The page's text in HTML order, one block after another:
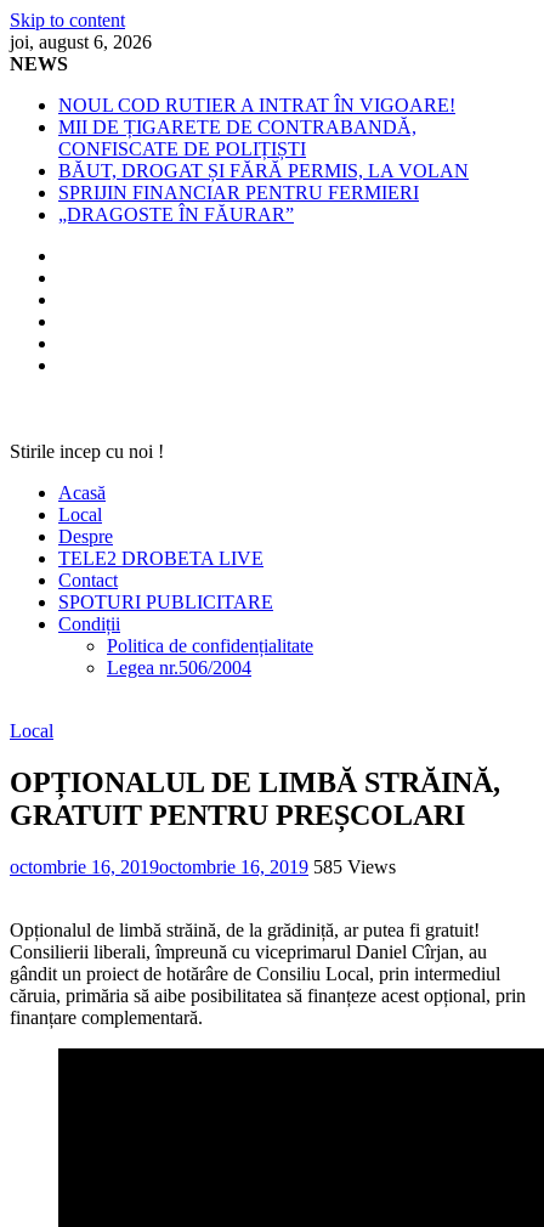
Skip to content
joi, august 6, 2026
NEWS
NOUL COD RUTIER A INTRAT ÎN VIGOARE!
MII DE ȚIGARETE DE CONTRABANDĂ,
CONFISCATE DE POLIȚIȘTI
BĂUT, DROGAT ȘI FĂRĂ PERMIS, LA VOLAN
SPRIJIN FINANCIAR PENTRU FERMIERI
„DRAGOSTE ÎN FĂURAR”
Stirile incep cu noi !
Acasă
Local
Despre
TELE2 DROBETA LIVE
Contact
SPOTURI PUBLICITARE
Condiții
Politica de confidențialitate
Legea nr.506/2004
Local
OPȚIONALUL DE LIMBĂ STRĂINĂ,
GRATUIT PENTRU PREȘCOLARI
octombrie 16, 2019octombrie 16, 2019 585 Views
Opționalul de limbă străină, de la grădiniță, ar putea fi gratuit!
Consilierii liberali, împreună cu viceprimarul Daniel Cîrjan, au
gândit un proiect de hotărâre de Consiliu Local, prin intermediul
căruia, primăria să aibe posibilitatea să finanțeze acest opțional, prin
finanțare complementară.